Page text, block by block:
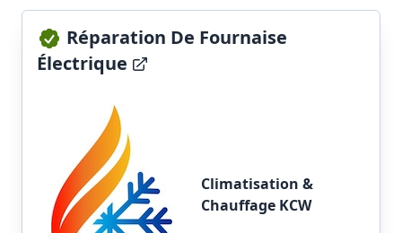
Réparation De Fournaise
Électrique
Climatisation &
Chauffage KCW